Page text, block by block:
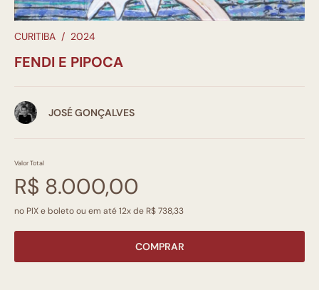
CURITIBA / 2024
FENDI E PIPOCA
JOSÉ GONÇALVES
Valor Total
R$ 8.000,00
no PIX e boleto ou em até 12x de R$ 738,33
COMPRAR